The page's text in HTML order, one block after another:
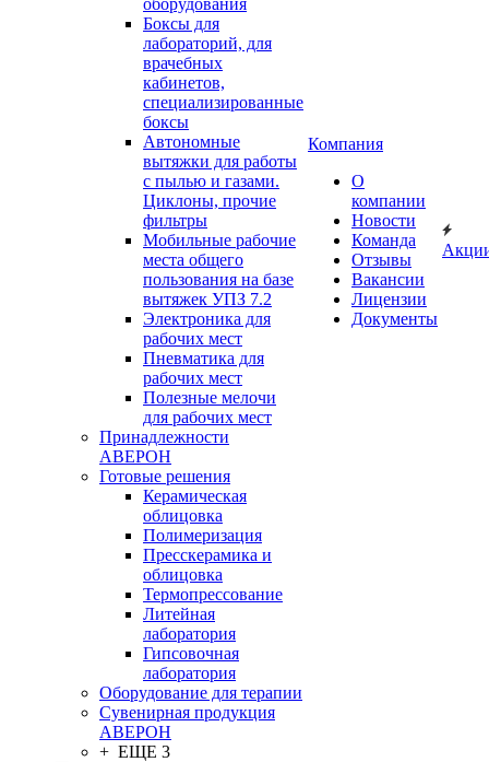
оборудования
Боксы для
лабораторий, для
врачебных
кабинетов,
специализированные
боксы
Автономные
вытяжки для работы
с пылью и газами.
Циклоны, прочие
фильтры
Мобильные рабочие
места общего
пользования на базе
вытяжек УПЗ 7.2
Электроника для
рабочих мест
Пневматика для
рабочих мест
Полезные мелочи
для рабочих мест
Принадлежности
АВЕРОН
Готовые решения
Керамическая
облицовка
Полимеризация
Пресскерамика и
облицовка
Термопрессование
Литейная
лаборатория
Гипсовочная
лаборатория
Оборудование для терапии
Сувенирная продукция
АВЕРОН
+ ЕЩЕ 3
Компания
О
компании
Новости
Команда
Отзывы
Вакансии
Лицензии
Документы